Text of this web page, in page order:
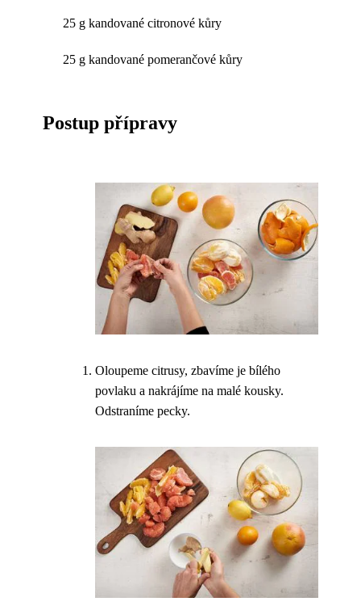
25 g kandované citronové kůry
25 g kandované pomerančové kůry
Postup přípravy
Oloupeme citrusy, zbavíme je bílého
povlaku a nakrájíme na malé kousky.
Odstraníme pecky.